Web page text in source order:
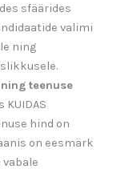
sfäärides
valimi
ning
teenuse
hind on
on eesmärk